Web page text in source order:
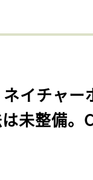
ネイチャー
未整備。